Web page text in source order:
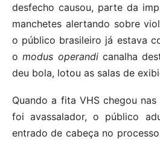
desfecho causou, parte da
manchetes alertando sobre
o público brasileiro já estava
omodus operandicanalha
deu bola, lotou as salas de
Quando a fita VHS chegou
foi avassalador, o público
entrado de cabeça no